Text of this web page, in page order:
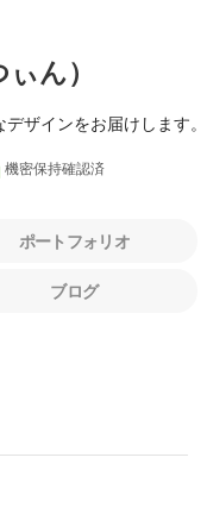
ん）
ザインをお届けします。
機密保持確認済
ポートフォリオ
ブログ